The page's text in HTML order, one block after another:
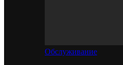
Обслуживание